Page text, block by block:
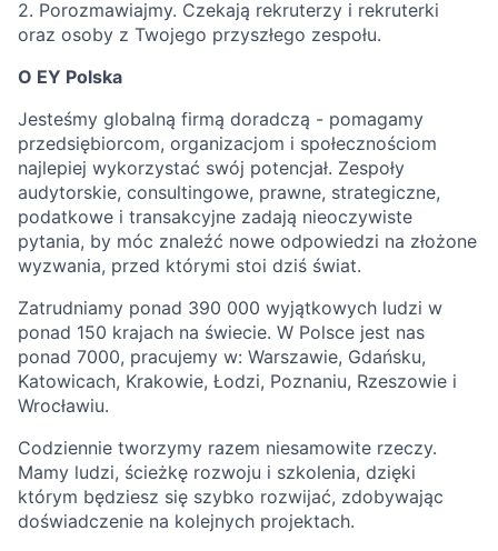
2. Porozmawiajmy. Czekają rekruterzy i rekruterki
oraz osoby z Twojego przyszłego zespołu.
O EY Polska
Jesteśmy globalną firmą doradczą - pomagamy
przedsiębiorcom, organizacjom i społecznościom
najlepiej wykorzystać swój potencjał. Zespoły
audytorskie, consultingowe, prawne, strategiczne,
podatkowe i transakcyjne zadają nieoczywiste
pytania, by móc znaleźć nowe odpowiedzi na złożone
wyzwania, przed którymi stoi dziś świat.
Zatrudniamy ponad 390 000 wyjątkowych ludzi w
ponad 150 krajach na świecie. W Polsce jest nas
ponad 7000, pracujemy w: Warszawie, Gdańsku,
Katowicach, Krakowie, Łodzi, Poznaniu, Rzeszowie i
Wrocławiu.
Codziennie tworzymy razem niesamowite rzeczy.
Mamy ludzi, ścieżkę rozwoju i szkolenia, dzięki
którym będziesz się szybko rozwijać, zdobywając
doświadczenie na kolejnych projektach.